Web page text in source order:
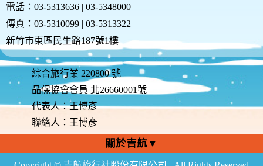
電話：03-5313636 | 03-5348000
傳真：03-5310099 | 03-5313322
新竹市東區民生路187號1樓
綜合旅行業 220800 號
品保協會會員 北26660001號
代表人：王博彥
聯絡人：王博彥
關於吉航▼